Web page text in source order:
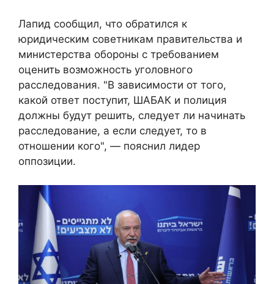
Лапид сообщил, что обратился к
юридическим советникам правительства и
министерства обороны с требованием
оценить возможность уголовного
расследования. "В зависимости от того,
какой ответ поступит, ШАБАК и полиция
должны будут решить, следует ли начинать
расследование, а если следует, то в
отношении кого", — пояснил лидер
оппозиции.